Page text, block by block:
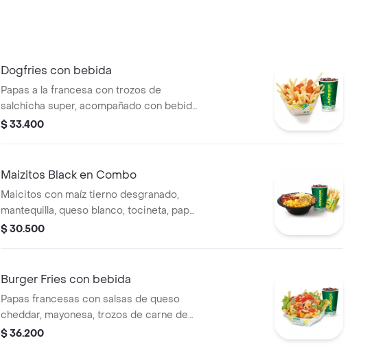
Dogfries con bebida
Papas a la francesa con trozos de
salchicha super, acompañado con bebida
a elección.
$ 33.400
Maizitos Black en Combo
Maicitos con maíz tierno desgranado,
mantequilla, queso blanco, tocineta, papa
ripio, salsa rapidogs. acompañado con
$ 30.500
Burger Fries con bebida
Papas francesas con salsas de queso
cheddar, mayonesa, trozos de carne de
res, queso americano fundido, julianas de
$ 36.200